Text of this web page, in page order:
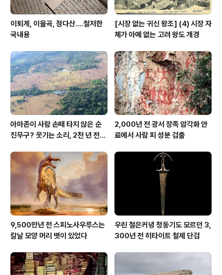
이퇴계, 이율곡, 정다산....철저한
국내용
[시장 없는 귀신 왕조] (4) 시장 자
체가 아예 없는 고려 왕도 개경
아마존이 사람 손때 타지 않은 순
진무구? 웃기는 소리, 2천 년 전에
2,000년 전 광서 장족 암각화 안
료에서 사람 피 성분 검출
9,500만년 전 스피노사우루스는
칼날 모양 머리 볏이 있었다
우린 철은커녕 청동기도 모르던 3,
300년 전 히타이트 철제 단검